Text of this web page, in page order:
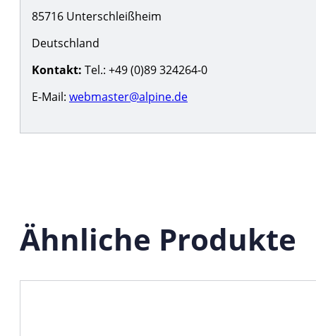
85716 Unterschleißheim
Deutschland
Kontakt: Tel.: +49 (0)89 324264-0
E-Mail: webmaster@alpine.de
Ähnliche Produkte